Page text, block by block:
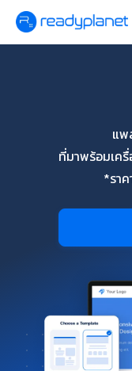
แพ
ที่มาพร้อมเค
*รา